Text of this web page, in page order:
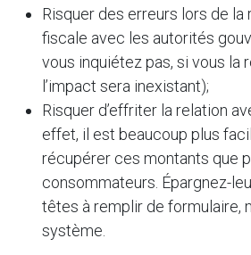
Risquer des erreurs lors de la
fiscale avec les autorités
vous inquiétez pas, si vous la
l’impact sera inexistant);
Risquer d’effriter la relation
effet, il est beaucoup plus
récupérer ces montants que
consommateurs. Épargnez-
têtes à remplir de formulaire,
système.